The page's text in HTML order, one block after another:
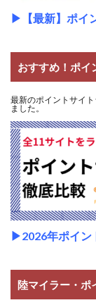
▶ 【最新】ポ
おすすめ！ポイ
最新のポイントサイ
ました。
▶2026年ポイン
陸マイラー・ポ